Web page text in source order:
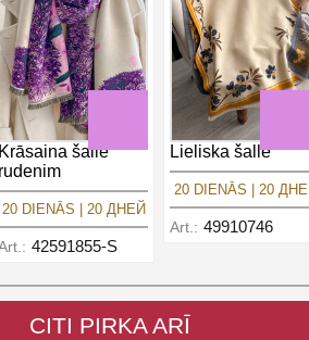
Krāsaina šalle
rudenim
20 DIENĀS | 20 ДНЕЙ
42591855-S
Lieliska šalle
20 DIENĀS | 20
Art.: 49910746
CITI PIRKA ARĪ